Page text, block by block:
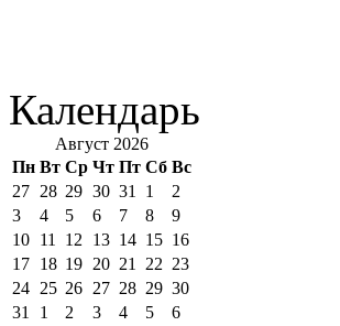
Календарь
Август 2026
Пн Вт Ср Чт Пт Сб Вс
27 28 29 30 31 1
2
3
4 5 6 7 8
9
10 11 12 13 14 15 16
17 18 19 20 21 22 23
24 25 26 27 28 29 30
31
1 2 3 4 5 6